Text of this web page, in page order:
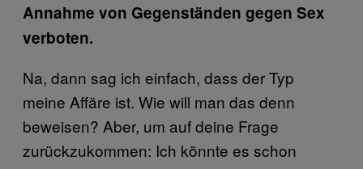
Annahme von Gegenständen gegen Sex
verboten.
Na, dann sag ich einfach, dass der Typ
meine Affäre ist. Wie will man das denn
beweisen? Aber, um auf deine Frage
zurückzukommen: Ich könnte es schon